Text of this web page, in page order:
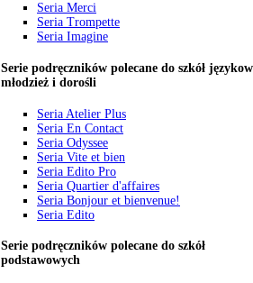
Seria Merci
Seria Trompette
Seria Imagine
Serie podręczników polecane do szkół
młodzież i dorośli
Seria Atelier Plus
Seria En Contact
Seria Odyssee
Seria Vite et bien
Seria Edito Pro
Seria Quartier d'affaires
Seria Bonjour et bienvenue!
Seria Edito
Serie podręczników polecane do szkół
podstawowych